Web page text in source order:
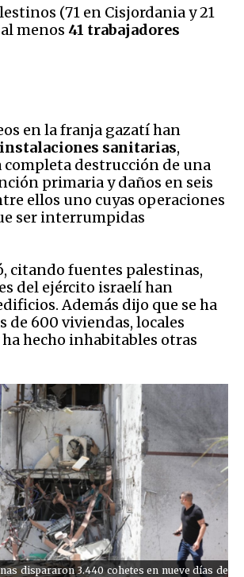
(71 en Cisjordania y 21
menos 41 trabajadores
en la franja gazatí han
sanitarias,
destrucción de una
primaria y daños en seis
ellos uno cuyas operaciones
ser interrumpidas
citando fuentes palestinas,
del ejército israelí han
Además dijo que se ha
de 600 viviendas, locales
ha hecho inhabitables otras
dispararon 3.440 cohetes en nueve días de